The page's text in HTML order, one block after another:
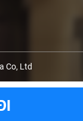
Co, Ltd